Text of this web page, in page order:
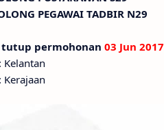
PEGAWAI TADBIR N29
permohonan 03 Jun 2017
Kelantan
Kerajaan